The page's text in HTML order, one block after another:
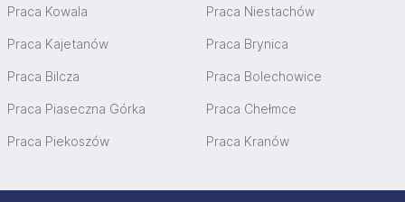
Praca Kowala Praca Niestachów
Praca Kajetanów Praca Brynica
Praca Bilcza Praca Bolechowice
Praca Piaseczna Górka Praca Chełmce
Praca Piekoszów Praca Kranów